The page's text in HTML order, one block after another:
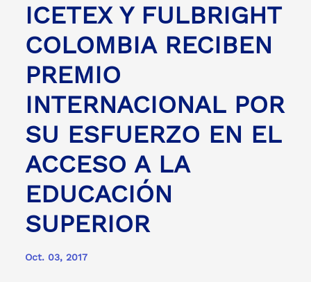
ICETEX Y FULBRIGHT
COLOMBIA RECIBEN
PREMIO
INTERNACIONAL POR
SU ESFUERZO EN EL
ACCESO A LA
EDUCACIÓN
SUPERIOR
Oct. 03, 2017